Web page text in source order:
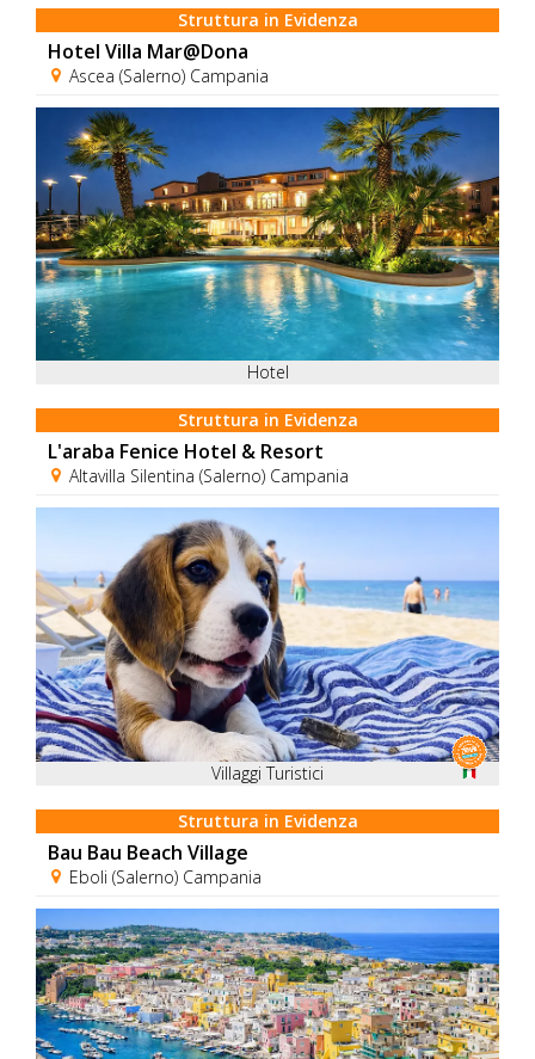
Struttura in Evidenza
Hotel Villa Mar@Dona
Ascea (Salerno) Campania
Hotel
Struttura in Evidenza
L'araba Fenice Hotel & Resort
Altavilla Silentina (Salerno) Campania
Villaggi Turistici
Struttura in Evidenza
Bau Bau Beach Village
Eboli (Salerno) Campania